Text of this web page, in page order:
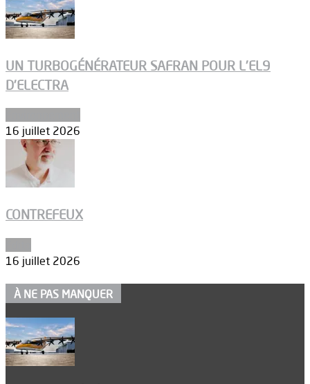
UN TURBOGÉNÉRATEUR SAFRAN POUR L’EL9
D’ELECTRA
16 juillet 2026
CONTREFEUX
16 juillet 2026
À NE PAS MANQUER